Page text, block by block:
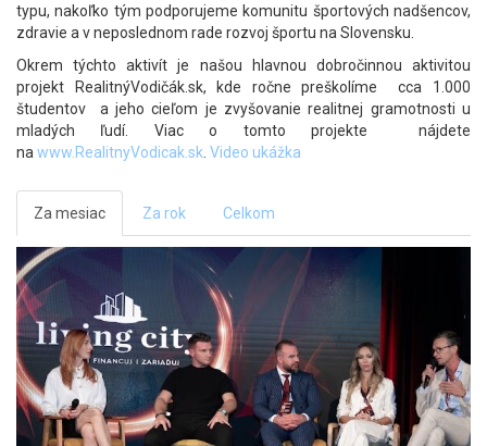
typu, nakoľko tým podporujeme komunitu športových nadšencov,
zdravie a v neposlednom rade rozvoj športu na Slovensku.
Okrem týchto aktivít je našou hlavnou dobročinnou aktivitou
projekt RealitnýVodičák.sk, kde ročne preškolíme cca 1.000
študentov a jeho cieľom je zvyšovanie realitnej gramotnosti u
mladých ľudí. Viac o tomto projekte nájdete
nawww.RealitnyVodicak.sk. Video ukážka
Za mesiac Za rok Celkom